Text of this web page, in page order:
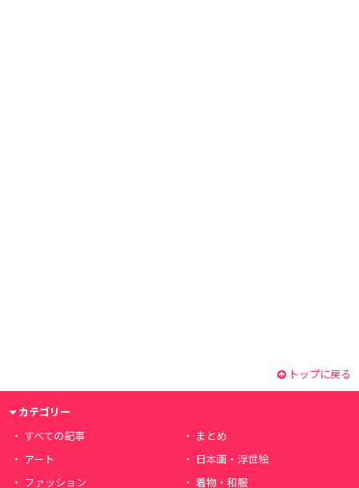
トップに戻る
カテゴリー
すべての記事
まとめ
アート
日本画・浮世絵
ファッション
着物・和服